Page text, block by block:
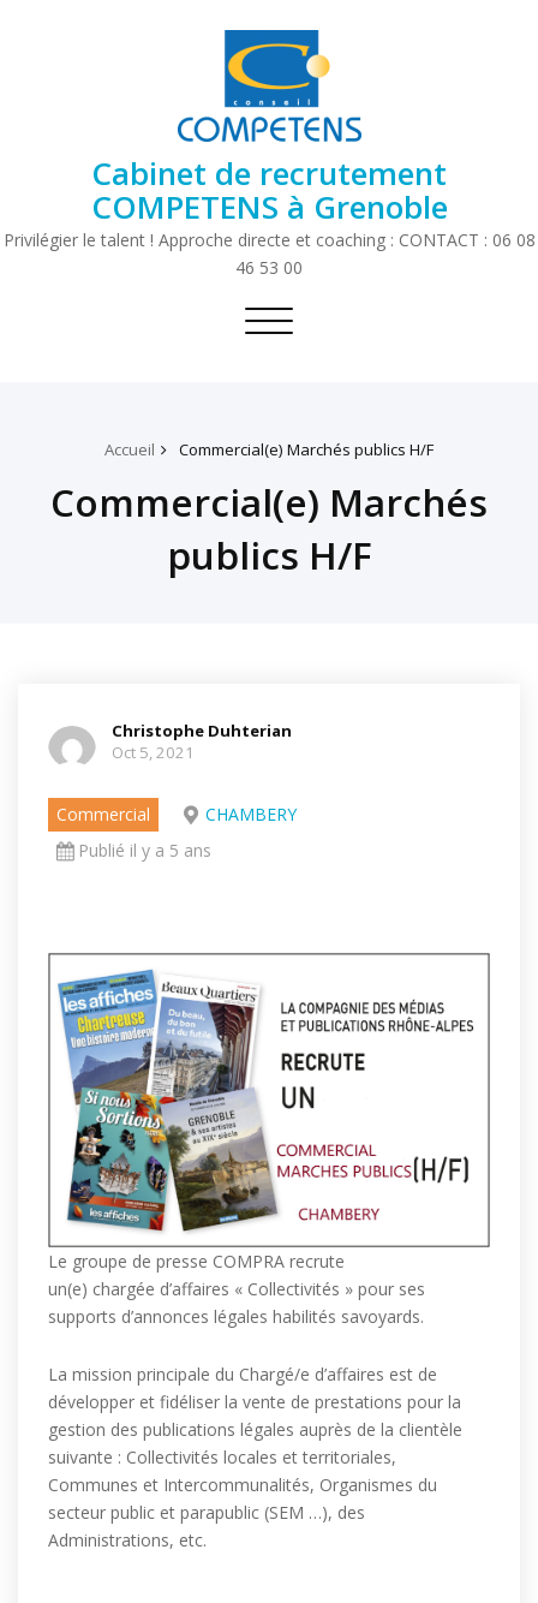
Cabinet de recrutement
COMPETENS à Grenoble
Privilégier le talent ! Approche directe et coaching : CONTACT : 06 08
46 53 00
Toggle
Accueil Commercial(e) Marchés publics H/F
Commercial(e) Marchés
publics H/F
Christophe Duhterian
Oct 5, 2021
Commercial
CHAMBERY
Publié il y a 5 ans
Le groupe de presse COMPRA recrute
un(e) chargée d’affaires « Collectivités » pour ses
supports d’annonces légales habilités savoyards.
La mission principale du Chargé/e d’affaires est de
développer et fidéliser la vente de prestations pour la
gestion des publications légales auprès de la clientèle
suivante : Collectivités locales et territoriales,
Communes et Intercommunalités, Organismes du
secteur public et parapublic (SEM …), des
Administrations, etc.